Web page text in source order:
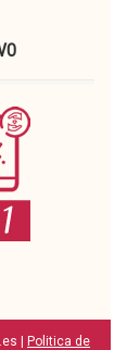
| Politica de